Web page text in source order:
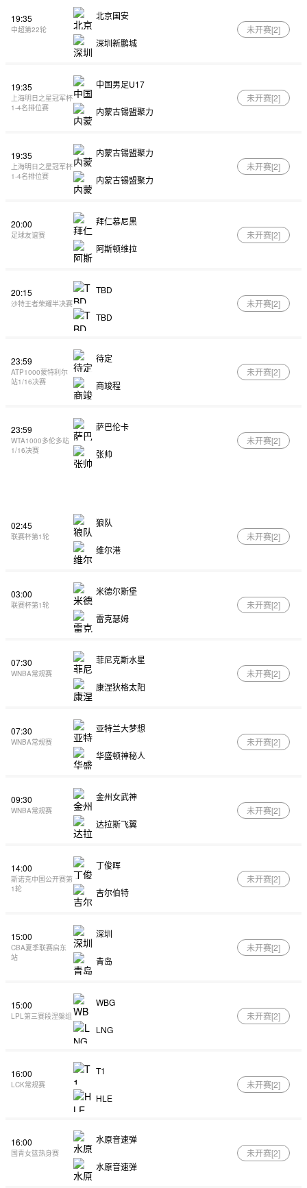
19:35
中超第22轮
北京国安
深圳新鹏城
未开赛[2]
19:35
上海明日之星冠军杯
1-4名排位赛
中国男足U17
内蒙古锡盟聚力
未开赛[2]
19:35
上海明日之星冠军杯
1-4名排位赛
内蒙古锡盟聚力
内蒙古锡盟聚力
未开赛[2]
20:00
足球友谊赛
拜仁慕尼黑
阿斯顿维拉
未开赛[2]
20:15
沙特王者荣耀半决赛
TBD
TBD
未开赛[2]
23:59
ATP1000蒙特利尔
站1/16决赛
待定
商竣程
未开赛[2]
23:59
WTA1000多伦多站
1/16决赛
萨巴伦卡
张帅
未开赛[2]
02:45
联赛杯第1轮
狼队
维尔港
未开赛[2]
03:00
联赛杯第1轮
米德尔斯堡
雷克瑟姆
未开赛[2]
07:30
WNBA常规赛
菲尼克斯水星
康涅狄格太阳
未开赛[2]
07:30
WNBA常规赛
亚特兰大梦想
华盛顿神秘人
未开赛[2]
09:30
WNBA常规赛
金州女武神
达拉斯飞翼
未开赛[2]
14:00
斯诺克中国公开赛第
1轮
丁俊晖
吉尔伯特
未开赛[2]
15:00
CBA夏季联赛启东
站
深圳
青岛
未开赛[2]
15:00
LPL第三赛段涅槃组
WBG
LNG
未开赛[2]
16:00
LCK常规赛
T1
HLE
未开赛[2]
16:00
国青女篮热身赛
水原音速弹
水原音速弹
未开赛[2]